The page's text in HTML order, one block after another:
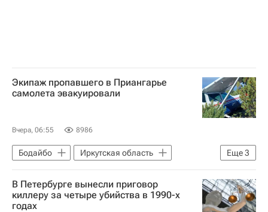
Экипаж пропавшего в Приангарье
самолета эвакуировали
Вчера, 06:55 8986
Еще3
Бодайбо
Иркутская область
Бодайбинский район
Игорь Кобзев
Происшествия
В Петербурге вынесли приговор
киллеру за четыре убийства в 1990-х
годах